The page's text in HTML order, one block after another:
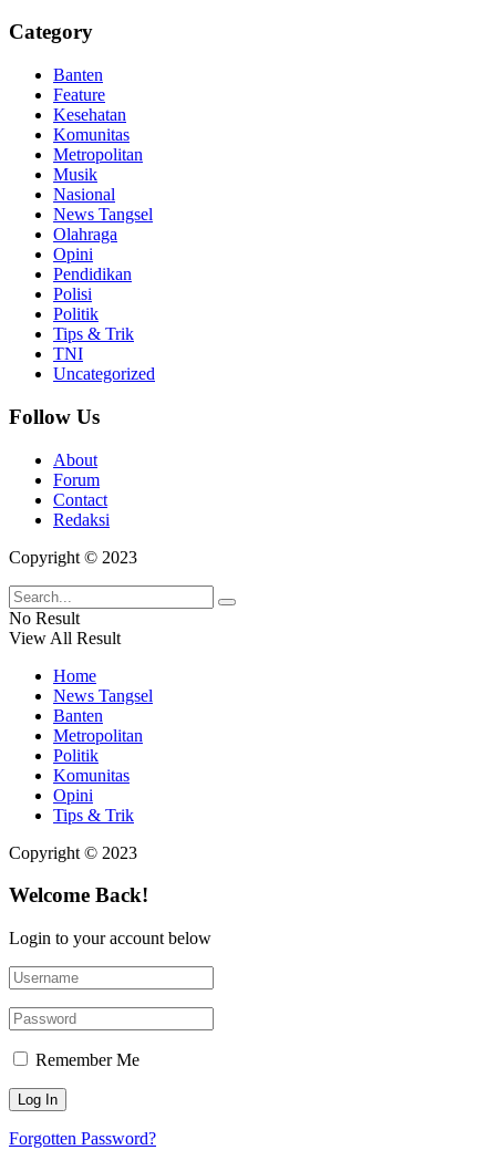
Category
Banten
Feature
Kesehatan
Komunitas
Metropolitan
Musik
Nasional
News Tangsel
Olahraga
Opini
Pendidikan
Polisi
Politik
Tips & Trik
TNI
Uncategorized
Follow Us
About
Forum
Contact
Redaksi
Copyright © 2023
No Result
View All Result
Home
News Tangsel
Banten
Metropolitan
Politik
Komunitas
Opini
Tips & Trik
Copyright © 2023
Welcome Back!
Login to your account below
Remember Me
Forgotten Password?